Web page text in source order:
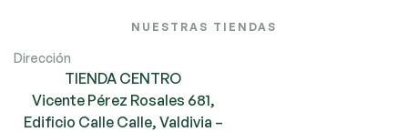
NUESTRAS TIENDAS
Dirección
TIENDA CENTRO
Vicente Pérez Rosales 681,
Edificio Calle Calle, Valdivia –